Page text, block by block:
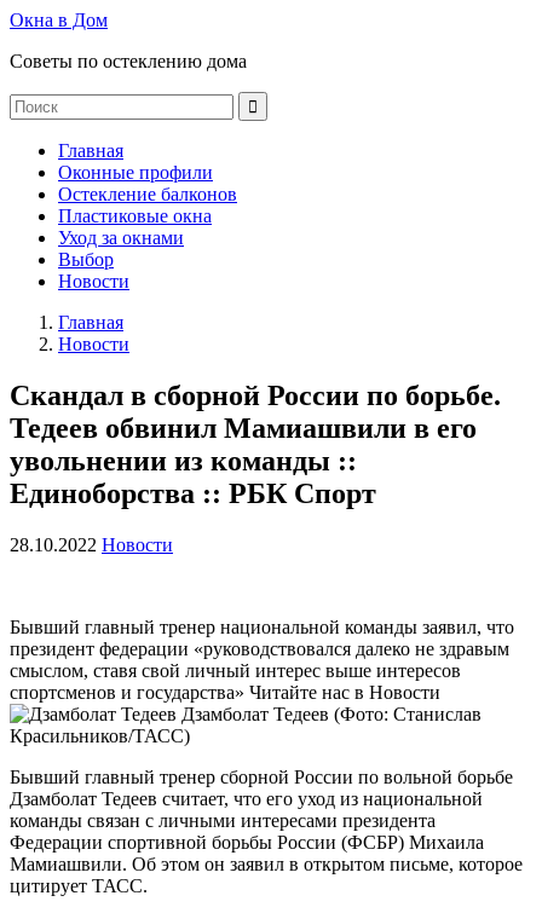
Окна в Дом
Советы по остеклению дома
Главная
Оконные профили
Остекление балконов
Пластиковые окна
Уход за окнами
Выбор
Новости
Главная
Новости
Скандал в сборной России по борьбе.
Тедеев обвинил Мамиашвили в его
увольнении из команды ::
Единоборства :: РБК Спорт
28.10.2022 Новости
Бывший главный тренер национальной команды заявил, что
президент федерации «руководствовался далеко не здравым
смыслом, ставя свой личный интерес выше интересов
спортсменов и государства» Читайте нас в Новости
Дзамболат Тедеев (Фото: Станислав
Красильников/ТАСС)
Бывший главный тренер сборной России по вольной борьбе
Дзамболат Тедеев считает, что его уход из национальной
команды связан с личными интересами президента
Федерации спортивной борьбы России (ФСБР) Михаила
Мамиашвили. Об этом он заявил в открытом письме, которое
цитирует ТАСС.